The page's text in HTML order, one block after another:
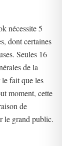
nécessite 5
dont certaines
Seules 16
de la
le fait que les
moment, cette
de
le grand public.